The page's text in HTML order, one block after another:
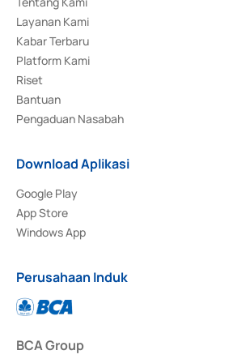
Layanan Kami
Kabar Terbaru
Platform Kami
Riset
Bantuan
Pengaduan Nasabah
Download Aplikasi
Google Play
App Store
Windows App
Perusahaan Induk
BCA Group